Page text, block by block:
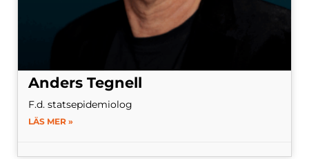
Anders Tegnell
F.d. statsepidemiolog
LÄS MER »